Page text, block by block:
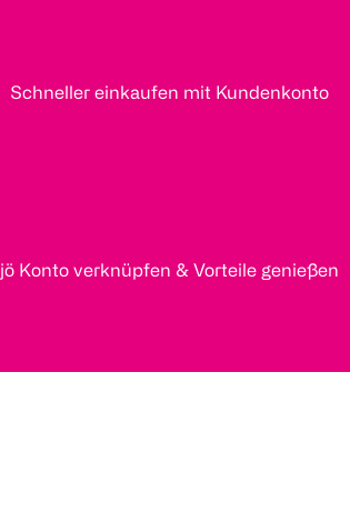
Schneller einkaufen mit Kundenkonto
jö Konto verknüpfen & Vorteile genießen